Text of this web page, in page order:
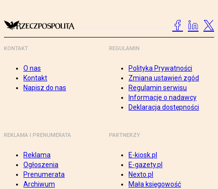
KONTAKT
O nas
Kontakt
Napisz do nas
REGULAMIN
Polityka Prywatności
Zmiana ustawień zgód
Regulamin serwisu
Informacje o nadawcy
Deklaracja dostępności
REKLAMA I PRENUMERATA
Reklama
Ogłoszenia
Prenumerata
Archiwum
PARTNERZY
E-kiosk.pl
E-gazety.pl
Nexto.pl
Mała księgowość